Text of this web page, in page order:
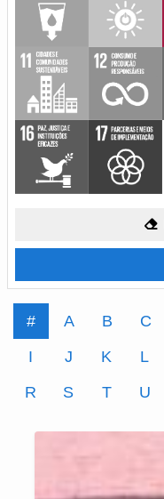
# A B C
I
J K L
R
S T U